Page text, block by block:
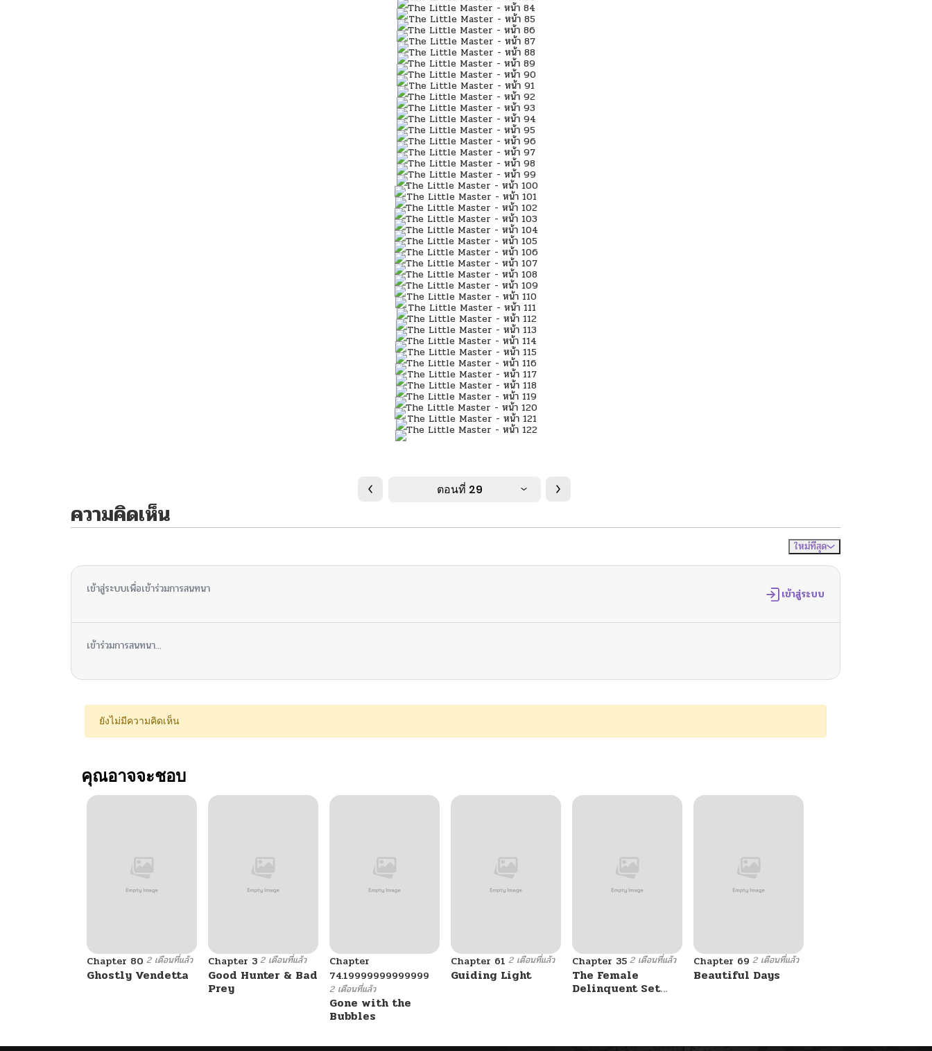
ตอนที่ 29
ความคิดเห็น
ใหม่ที่สุด
เข้าสู่ระบบเพื่อเข้าร่วมการสนทนา เข้าสู่ระบบ
เข้าร่วมการสนทนา...
ยังไม่มีความคิดเห็น
คุณอาจจะชอบ
Chapter 80 2 เดือนที่แล้ว
Ghostly Vendetta
Chapter 3 2 เดือนที่แล้ว
Good Hunter & Bad
Prey
Chapter
74.19999999999999
2 เดือนที่แล้ว
Gone with the
Bubbles
Chapter 61 2 เดือนที่แล้ว
Guiding Light
Chapter 35 2 เดือนที่แล้ว
The Female
Delinquent Set
Chapter 69 2 เดือนที่แล้ว
Beautiful Days